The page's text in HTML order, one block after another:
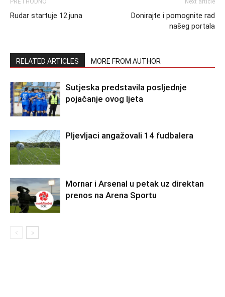
PRETHODNO
Rudar startuje 12.juna
Next article
Donirajte i pomognite rad
našeg portala
RELATED ARTICLES MORE FROM AUTHOR
Sutjeska predstavila posljednje
pojačanje ovog ljeta
Pljevljaci angažovali 14 fudbalera
Mornar i Arsenal u petak uz direktan
prenos na Arena Sportu